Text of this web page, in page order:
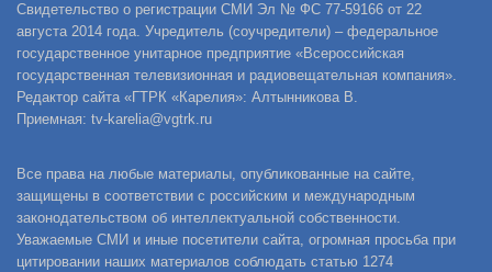
Свидетельство о регистрации СМИ Эл № ФС 77-59166 от 22
августа 2014 года. Учредитель (соучредители) – федеральное
государственное унитарное предприятие «Всероссийская
государственная телевизионная и радиовещательная компания».
Редактор сайта «ГТРК «Карелия»: Алтынникова В.
Приемная: tv-karelia@vgtrk.ru
Все права на любые материалы, опубликованные на сайте,
защищены в соответствии с российским и международным
законодательством об интеллектуальной собственности.
Уважаемые СМИ и иные посетители сайта, огромная просьба при
цитировании наших материалов соблюдать статью 1274